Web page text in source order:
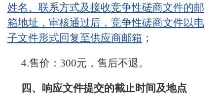
姓名、联系方式及接收竞争性磋商文件的邮
箱地址，审核通过后，竞争性磋商文件以电
子文件形式回复至供应商邮箱 ；
4.售价：300元，售后不退。
四、响应文件提交的截止时间及地点